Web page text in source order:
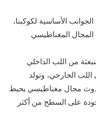
الأساسية لكوكبنا،
المغناطيسي
من اللب الداخلي
الخارجي، وتولد
مجال مغناطيسي يحيط
على السطح من أكثر